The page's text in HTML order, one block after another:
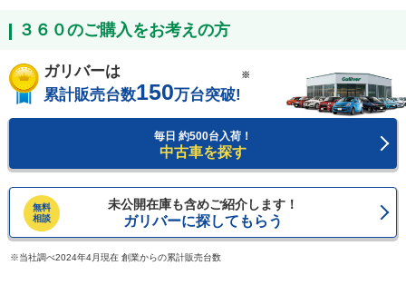
３６０のご購入をお考えの方
ガリバーは
累計販売台数150万台突破!
※
毎日 約500台入荷！
中古車を探す
無料
相談
未公開在庫も含めご紹介します！
ガリバーに探してもらう
当社調べ2024年4月現在 創業からの累計販売台数